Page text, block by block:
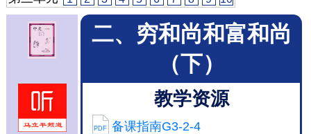
二、穷和尚和富和尚
（下）
教学资源
PDF 备课指南G3-2-4